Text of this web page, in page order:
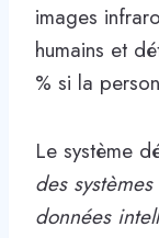
images
humains et
% si la
Le système
des
données